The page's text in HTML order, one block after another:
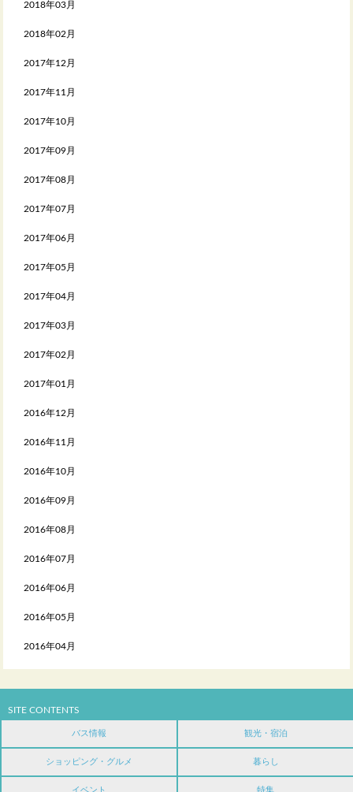
2018年03月
2018年02月
2017年12月
2017年11月
2017年10月
2017年09月
2017年08月
2017年07月
2017年06月
2017年05月
2017年04月
2017年03月
2017年02月
2017年01月
2016年12月
2016年11月
2016年10月
2016年09月
2016年08月
2016年07月
2016年06月
2016年05月
2016年04月
SITE CONTENTS
バス情報 観光・宿泊
ショッピング・グルメ 暮らし
イベント 特集